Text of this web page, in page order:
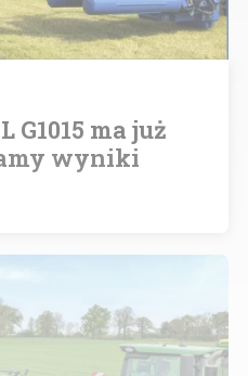
G1015 ma już
wyniki